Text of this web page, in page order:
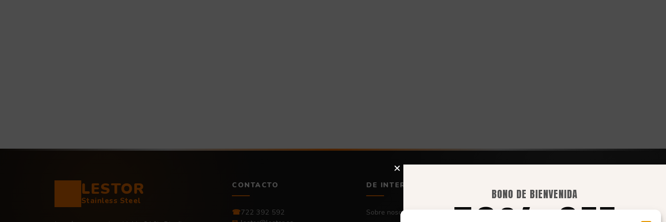
LESTOR
Stainless Steel
CONTACTO
☎722 392 592
DE INTERÉS
Sobre nosotros Aviso legal
BONO DE BIENVENIDA